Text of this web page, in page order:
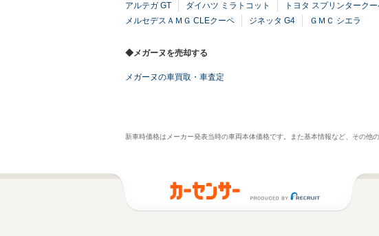
アルテガ GT ダイハツ ミラトコット トヨタ スプリンターク
メルセデスＡＭＧ CLEクーペ
ジネッタ G4 ＧＭＣ シエラ
◆メガーヌを売却する
メガーヌの車買取・車査定
新車時価格はメーカー発表当時の車両本体価格です。また基本情報など、その他